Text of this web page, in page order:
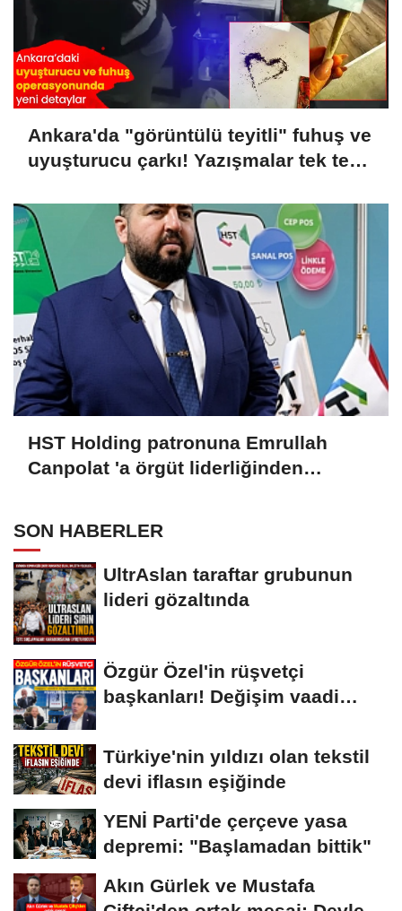
Ankara'da "görüntülü teyitli" fuhuş ve
uyuşturucu çarkı! Yazışmalar tek tek
HST Holding patronuna Emrullah
Canpolat 'a örgüt liderliğinden
SON HABERLER
UltrAslan taraftar grubunun
lideri gözaltında
Özgür Özel'in rüşvetçi
başkanları! Değişim vaadi
Türkiye'nin yıldızı olan tekstil
devi iflasın eşiğinde
YENİ Parti'de çerçeve yasa
depremi: "Başlamadan bittik"
Akın Gürlek ve Mustafa